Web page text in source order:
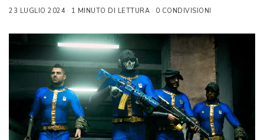
23 LUGLIO 2024 1 MINUTO DI LETTURA 0 CONDIVISIONI